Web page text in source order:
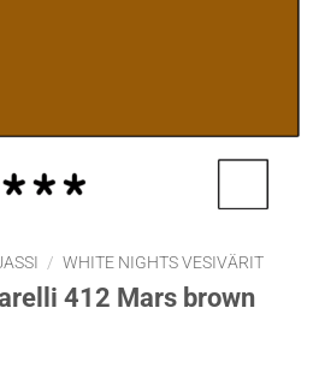
/ WHITE NIGHTS VESIVÄRIT
412 Mars brown